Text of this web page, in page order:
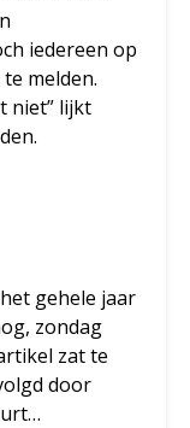
iedereen op
melden.
niet” lijkt
gehele jaar
zondag
zat te
door